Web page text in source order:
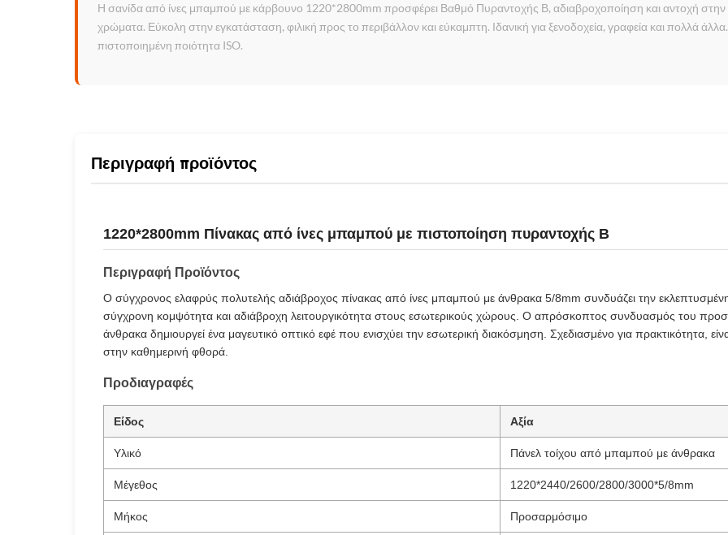
Η σανίδα από ίνες μπαμπού με κάρβουνο 1220*2800mm προσφέρει Βαθμό Πυραντοχής Β, αδιαβροχοποίηση και αντοχή στην
χρώματα. Εύκολη στην εγκατάσταση, φιλική προς το περιβάλλον και εύκαμπτη. Ιδανική για ξενοδοχεία, γραφεία και πολλά
πιστοποιημένη ποιότητα ISO.
Περιγραφή προϊόντος
1220*2800mm Πίνακας από ίνες μπαμπού με πιστοποίηση πυραντοχής B
Περιγραφή Προϊόντος
Ο σύγχρονος ελαφρύς πολυτελής αδιάβροχος πίνακας από ίνες μπαμπού με άνθρακα 5/8mm συνδυάζει την εκλεπτυσμένη
σύγχρονη κομψότητα και αδιάβροχη λειτουργικότητα στους εσωτερικούς χώρους. Ο απρόσκοπτος συνδυασμός του
άνθρακα δημιουργεί ένα μαγευτικό οπτικό εφέ που ενισχύει την εσωτερική διακόσμηση. Σχεδιασμένο για πρακτικότητα,
στην καθημερινή φθορά.
Προδιαγραφές
Είδος Αξία
Υλικό Πάνελ τοίχου από μπαμπού με άνθρακα
Μέγεθος 1220*2440/2600/2800/3000*5/8mm
Μήκος Προσαρμόσιμο